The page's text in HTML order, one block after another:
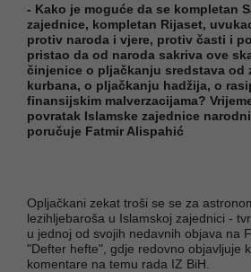
- Kako je moguće da se kompletan
zajednice, kompletan Rijaset,
protiv naroda i vjere, protiv časti i
pristao da od naroda sakriva ove
činjenice o pljačkanju sredstava od
kurbana, o pljačkanju hadžija, o
finansijskim malverzacijama?
povratak Islamske zajednice
poručuje Fatmir Alispahić
Opljačkani zekat troši se se za
lezihljebaroša u Islamskoj zajednici -
u jednoj od svojih nedavnih objava na
"Defter hefte", gdje redovno objavljuje
komentare na temu rada IZ BiH.